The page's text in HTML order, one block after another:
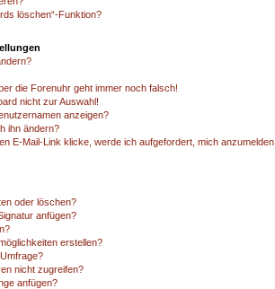
löschen“-Funktion?
die Forenuhr geht immer noch falsch!
nicht zur Auswahl!
anzeigen?
ihn ändern?
E-Mail-Link klicke, werde ich aufgefordert, mich anzumelden.
oder löschen?
anfügen?
erstellen?
nicht zugreifen?
anfügen?